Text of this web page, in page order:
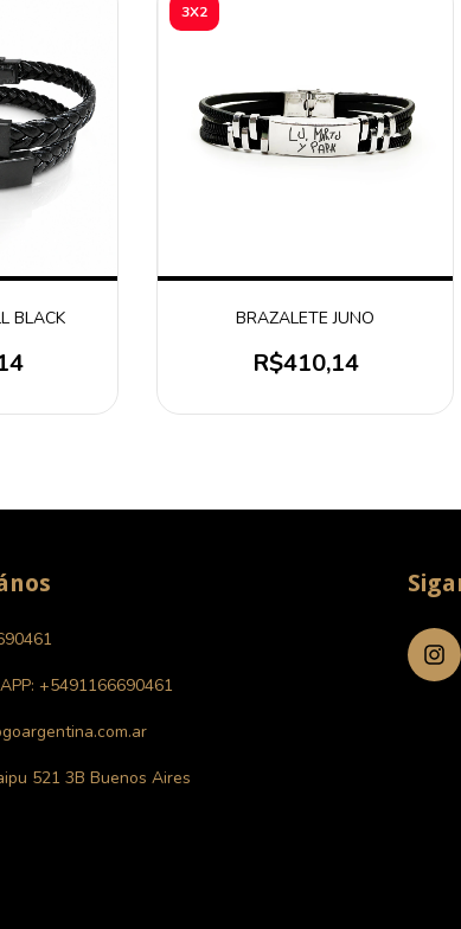
BLACK
3X2
BRAZALETE JUNO
R$410,14
+5491166690461
521 3B Buenos Aires